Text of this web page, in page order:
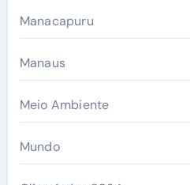
Manacapuru
Manaus
Meio Ambiente
Mundo